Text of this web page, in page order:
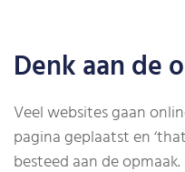
Denk aan de
Veel websites gaan
pagina geplaatst en
besteed aan de